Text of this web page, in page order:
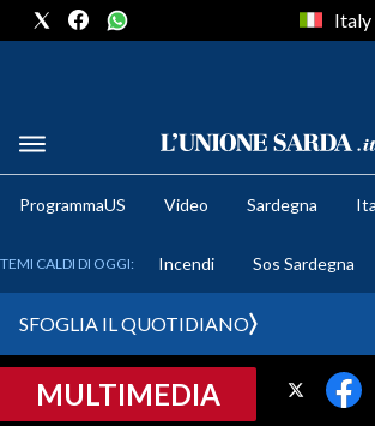
METEO
CRONACA SARDEGNA
Italy
ProgrammaUS Video Sardegna
TEMI CALDI DI OGGI: Incendi Sos Sardegna
SFOGLIA IL QUOTIDIANO
MULTIMEDIA